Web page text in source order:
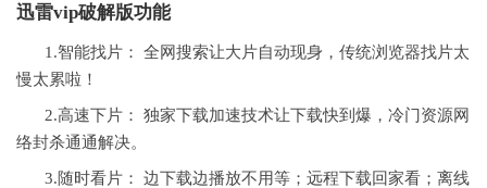
迅雷vip破解版功能
1.智能找片： 全网搜索让大片自动现身，传统浏览器找片太
慢太累啦！
2.高速下片： 独家下载加速技术让下载快到爆，冷门资源网
络封杀通通解决。
3.随时看片： 边下载边播放不用等；远程下载回家看；离线